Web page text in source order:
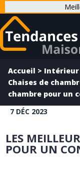
Accueil > Intérieur
Chaises de
chambre pour un
7 DÉC 2023
LES
POUR UN